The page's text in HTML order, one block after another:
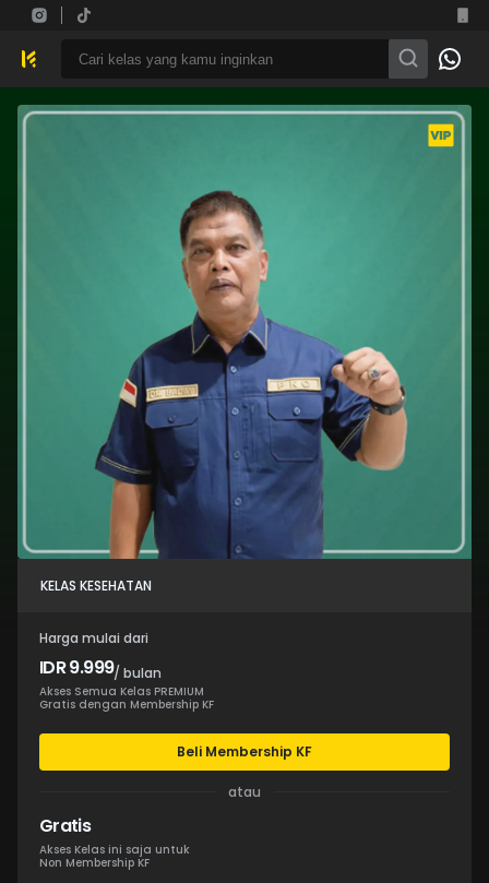
KELAS KESEHATAN
Harga mulai dari
IDR 9.999/ bulan
Akses Semua Kelas PREMIUM
Gratis dengan Membership KF
Beli Membership KF
atau
Gratis
Akses Kelas ini saja untuk
Non Membership KF